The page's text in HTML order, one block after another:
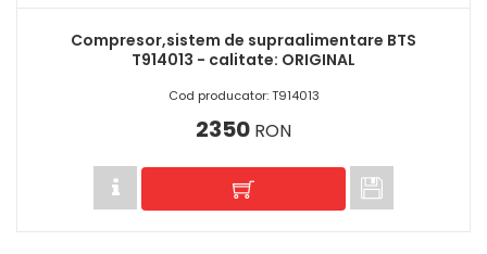
Compresor,sistem de supraalimentare BTS
T914013 - calitate: ORIGINAL
Cod producator: T914013
2350 RON